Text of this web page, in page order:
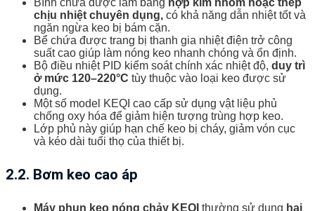
chịu nhiệt chuyên dụng, có khả năng dẫn nhiệt tốt và
ngăn ngừa keo bị bám cặn.
Bể chứa được trang bị thanh gia nhiệt điện trở công
suất cao giúp làm nóng keo nhanh chóng và ổn định.
Bộ điều nhiệt PID kiểm soát chính xác nhiệt độ, duy trì
ở mức 120–220°C tùy thuộc vào loại keo được sử
dụng.
Một số model KEQI cao cấp sử dụng vật liệu phủ
chống oxy hóa để giảm hiện tượng trùng hợp keo.
Lớp phủ này giúp hạn chế keo bị cháy, giảm vón cục
và kéo dài tuổi thọ của thiết bị.
2.2. Bơm keo cao áp
Máy phun keo nóng chảy KEQI thường sử dụng hai